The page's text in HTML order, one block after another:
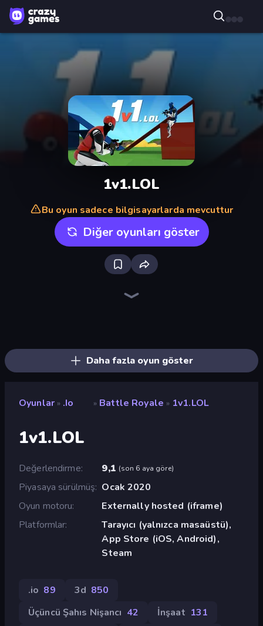
1v1.LOL
Bu oyun sadece bilgisayarlarda mevcuttur
Diğer oyunları göster
Daha fazla oyun göster
Oyunlar » .io » Battle Royale » 1v1.LOL
1v1.LOL
Değerlendirme 9,1 (son 6 aya göre)
Piyasaya sürülmüş Ocak 2020
Oyun motoru
Externally hosted (iframe)
Platformlar
Tarayıcı (yalnızca masaüstü),
App Store (iOS, Android),
Steam
.io 89 3d 850
Üçüncü Şahıs Nişancı 42 İnşaat 131